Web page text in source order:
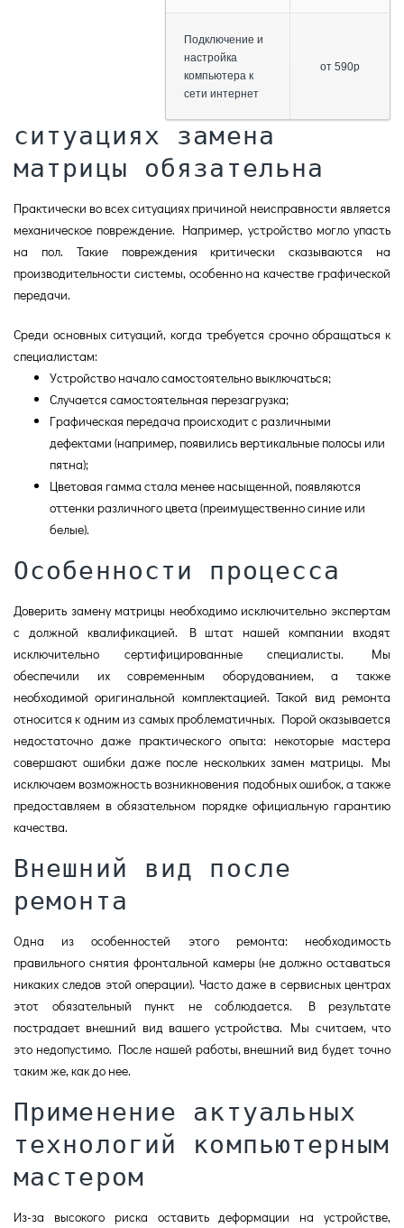
Подключение и
настройка
компьютера к
сети интернет
от 590р
ситуациях замена
матрицы обязательна
Практически во всех ситуациях причиной неисправности является
механическое повреждение. Например, устройство могло упасть
на пол. Такие повреждения критически сказываются на
производительности системы, особенно на качестве графической
передачи.
Среди основных ситуаций, когда требуется срочно обращаться к
специалистам:
Устройство начало самостоятельно выключаться;
Случается самостоятельная перезагрузка;
Графическая передача происходит с различными
дефектами (например, появились вертикальные полосы или
пятна);
Цветовая гамма стала менее насыщенной, появляются
оттенки различного цвета (преимущественно синие или
белые).
Особенности процесса
Доверить замену матрицы необходимо исключительно экспертам
с должной квалификацией. В штат нашей компании входят
исключительно сертифицированные специалисты. Мы
обеспечили их современным оборудованием, а также
необходимой оригинальной комплектацией. Такой вид ремонта
относится к одним из самых проблематичных. Порой оказывается
недостаточно даже практического опыта: некоторые мастера
совершают ошибки даже после нескольких замен матрицы. Мы
исключаем возможность возникновения подобных ошибок, а также
предоставляем в обязательном порядке официальную гарантию
качества.
Внешний вид после
ремонта
Одна из особенностей этого ремонта: необходимость
правильного снятия фронтальной камеры (не должно оставаться
никаких следов этой операции). Часто даже в сервисных центрах
этот обязательный пункт не соблюдается. В результате
пострадает внешний вид вашего устройства. Мы считаем, что
это недопустимо. После нашей работы, внешний вид будет точно
таким же, как до нее.
Применение актуальных
технологий компьютерным
мастером
Из-за высокого риска оставить деформации на устройстве,